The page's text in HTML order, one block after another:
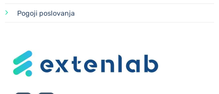
Pogoji poslovanja